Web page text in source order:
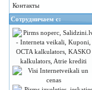
Контакты
Сотрудничаем с: